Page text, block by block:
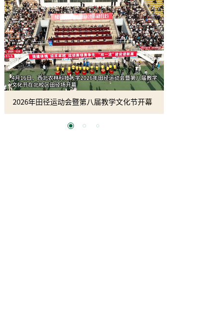
2026年田径运动会暨第八届教学文化节开幕